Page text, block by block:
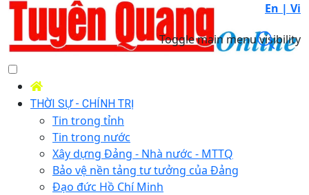
En | Vi
Toggle main menu visibility
THỜI SỰ - CHÍNH TRỊ
Tin trong tỉnh
Tin trong nước
Xây dựng Đảng - Nhà nước - MTTQ
Bảo vệ nền tảng tư tưởng của Đảng
Đạo đức Hồ Chí Minh